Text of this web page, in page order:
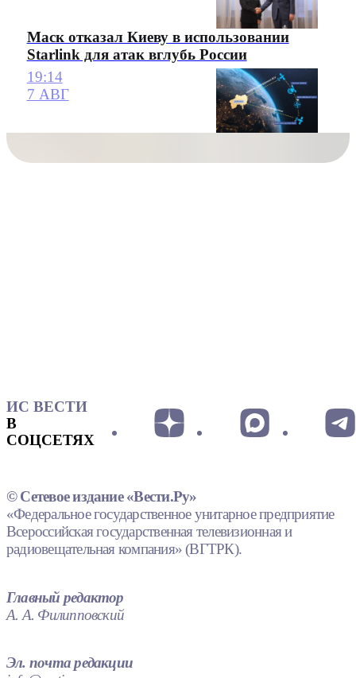
Маск отказал Киеву в использовании
Starlink для атак вглубь России
19:14
7 АВГ
ИС ВЕСТИ
В
СОЦСЕТЯХ
© Сетевое издание «Вести.Ру»
«Федеральное государственное унитарное предприятие
Всероссийская государственная телевизионная и
радиовещательная компания» (ВГТРК).
Главный редактор
А. А. Филипповский
Эл. почта редакции